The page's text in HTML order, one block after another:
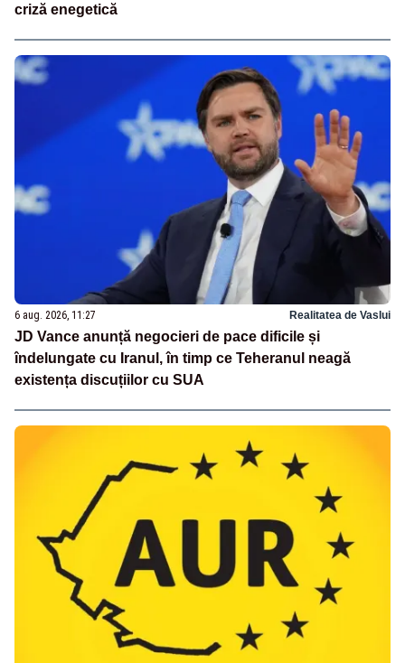
criză enegetică
6 aug. 2026, 11:27 Realitatea de Vaslui
JD Vance anunță negocieri de pace dificile și
îndelungate cu Iranul, în timp ce Teheranul neagă
existența discuțiilor cu SUA